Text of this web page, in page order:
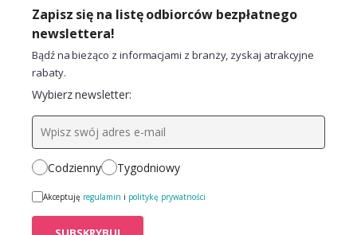
Zapisz się na listę odbiorców bezpłatnego
newslettera!
Bądź na bieżąco z informacjami z branży, zyskaj atrakcyjne
rabaty.
Wybierz newsletter:
Codzienny Tygodniowy
Akceptuję regulamin i politykę prywatności